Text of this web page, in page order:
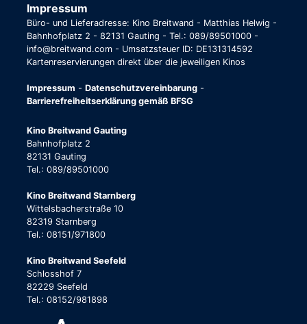
Impressum
Büro- und Lieferadresse: Kino Breitwand - Matthias Helwig -
Bahnhofplatz 2 - 82131 Gauting - Tel.: 089/89501000 -
info@breitwand.com - Umsatzsteuer ID: DE131314592
Kartenreservierungen direkt über die jeweiligen Kinos
Impressum - Datenschutzvereinbarung -
Barrierefreiheitserklärung gemäß BFSG
Kino Breitwand Gauting
Bahnhofplatz 2
82131 Gauting
Tel.: 089/89501000
Kino Breitwand Starnberg
Wittelsbacherstraße 10
82319 Starnberg
Tel.: 08151/971800
Kino Breitwand Seefeld
Schlosshof 7
82229 Seefeld
Tel.: 08152/981898